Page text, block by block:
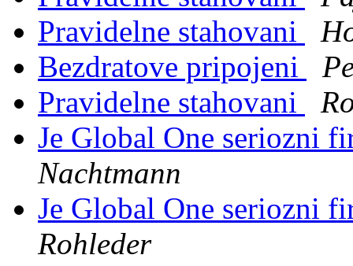
Pravidelne stahovani
Bezdratove pripojeni
Pravidelne stahovani
Je Global One seriozni
Nachtmann
Je Global One seriozni
Rohleder